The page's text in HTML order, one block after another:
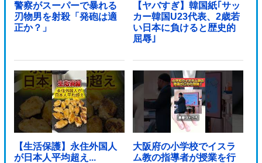
警察がスーパーで暴れる
刃物男を射殺「発砲は適
正か？」
【ヤバすぎ】韓国紙｢サッ
カー韓国U23代表、2歳若
い日本に負けると歴史的
屈辱｣
【生活保護】永住外国人
が日本人平均超え...
大阪府の小学校でイスラ
ム教の指導者が授業を行